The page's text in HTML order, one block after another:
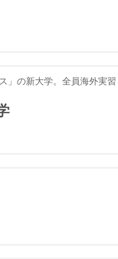
」の新大学。全員海外実習